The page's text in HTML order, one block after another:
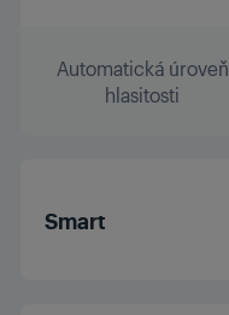
Automatická úroveň
hlasitosti
Smart